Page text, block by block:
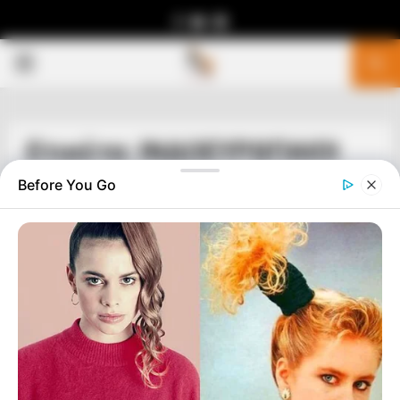
Ετικέτα: ΙΝΔΟΕΥΡΩΠΑΙΟΙ
Before You Go